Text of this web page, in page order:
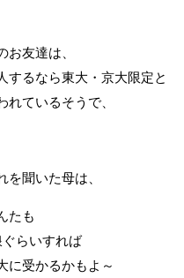
お友達は、
するなら東大・京大限定と
れているそうで、
を聞いた母は、
たも
ぐらいすれば
に受かるかもよ～